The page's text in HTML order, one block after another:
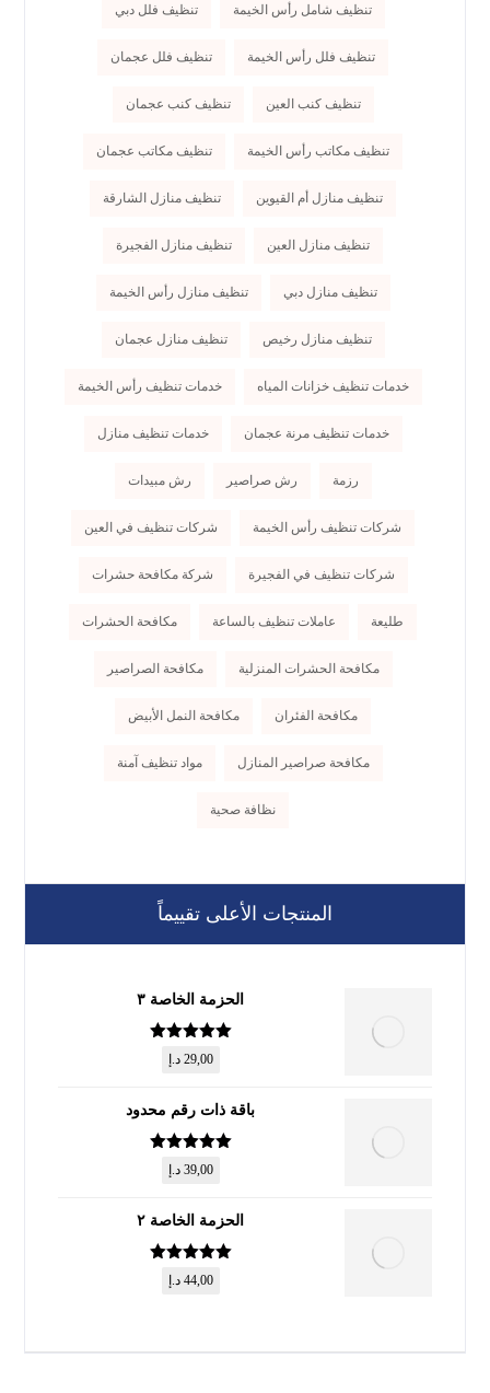
تنظيف شامل رأس الخيمة تنظيف فلل دبي
تنظيف فلل رأس الخيمة تنظيف فلل عجمان
تنظيف كنب العين تنظيف كنب عجمان
تنظيف مكاتب رأس الخيمة تنظيف مكاتب عجمان
تنظيف منازل أم القيوين تنظيف منازل الشارقة
تنظيف منازل العين تنظيف منازل الفجيرة
تنظيف منازل دبي تنظيف منازل رأس الخيمة
تنظيف منازل رخيص تنظيف منازل عجمان
خدمات تنظيف خزانات المياه خدمات تنظيف رأس الخيمة
خدمات تنظيف مرنة عجمان خدمات تنظيف منازل
رزمة رش صراصير رش مبيدات
شركات تنظيف رأس الخيمة شركات تنظيف في العين
شركات تنظيف في الفجيرة شركة مكافحة حشرات
طليعة عاملات تنظيف بالساعة مكافحة الحشرات
مكافحة الحشرات المنزلية مكافحة الصراصير
مكافحة الفئران مكافحة النمل الأبيض
مكافحة صراصير المنازل مواد تنظيف آمنة
نظافة صحية
المنتجات الأعلى تقييماً
الحزمة الخاصة ٣
تم التقييم
من 5
29,00 د.إ
باقة ذات رقم محدود
تم التقييم
من 5
39,00 د.إ
الحزمة الخاصة ٢
تم التقييم
من 5
44,00 د.إ